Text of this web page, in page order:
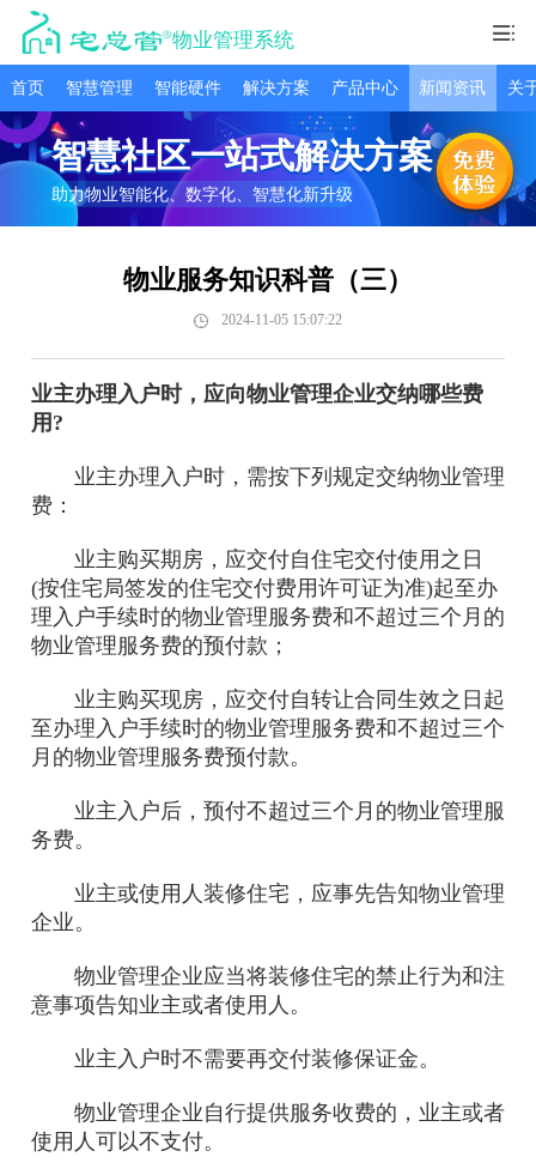
物业管理系统
首页 智慧管理 智能硬件 解决方案 产品中心 新闻资讯 关
智慧社区一站式解决方案
助力物业智能化、数字化、智慧化新升级
物业服务知识科普（三）
2024-11-05 15:07:22
业主办理入户时，应向物业管理企业交纳哪些费
用?
业主办理入户时，需按下列规定交纳物业管理
费：
业主购买期房，应交付自住宅交付使用之日
(按住宅局签发的住宅交付费用许可证为准)起至办
理入户手续时的物业管理服务费和不超过三个月的
物业管理服务费的预付款；
业主购买现房，应交付自转让合同生效之日起
至办理入户手续时的物业管理服务费和不超过三个
月的物业管理服务费预付款。
业主入户后，预付不超过三个月的物业管理服
务费。
业主或使用人装修住宅，应事先告知物业管理
企业。
物业管理企业应当将装修住宅的禁止行为和注
意事项告知业主或者使用人。
业主入户时不需要再交付装修保证金。
物业管理企业自行提供服务收费的，业主或者
使用人可以不支付。